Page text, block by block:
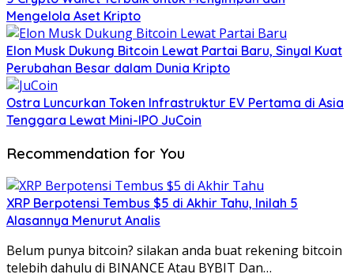
Mengelola Aset Kripto
Elon Musk Dukung Bitcoin Lewat Partai Baru, Sinyal Kuat
Perubahan Besar dalam Dunia Kripto
Ostra Luncurkan Token Infrastruktur EV Pertama di Asia
Tenggara Lewat Mini-IPO JuCoin
Recommendation for You
XRP Berpotensi Tembus $5 di Akhir Tahu, Inilah 5
Alasannya Menurut Analis
Belum punya bitcoin? silakan anda buat rekening bitcoin
telebih dahulu di BINANCE Atau BYBIT Dan…